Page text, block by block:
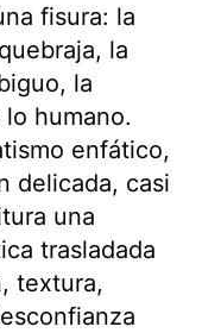
fisura: la
la
la
humano.
enfático,
delicada, casi
una
trasladada
textura,